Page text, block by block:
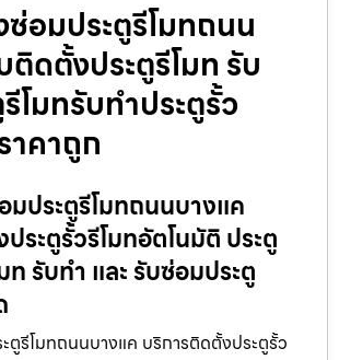
อมประตูรีโมทถนน
ติดตั้งประตูรีโมท รับ
โมทรับทำประตูรั้ว
าคาถูก
ประตูรีโมทถนนบางแค
ระตูรั้วรีโมทอัตโนมัติ ประตู
ท รับทำ และ รับซ่อมประตู
ตูรีโมทถนนบางแค บริการติดตั้งประตูรั้ว